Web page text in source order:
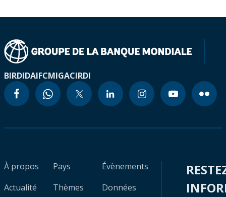
BIRDIDAIFCMIGACIRDI
À propos
Actualité
Pays
Thèmes
Évènements
Données